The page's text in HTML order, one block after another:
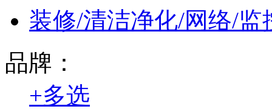
装修/清洁净化/网络/监
品牌：
+多选